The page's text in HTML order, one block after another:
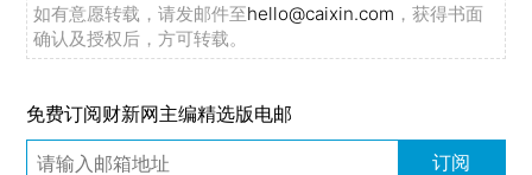
如有意愿转载，请发邮件至hello@caixin.com ，获得书面
确认及授权后，方可转载。
免费订阅财新网主编精选版电邮
订阅